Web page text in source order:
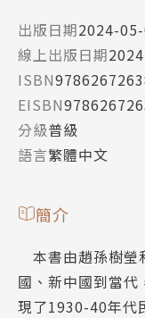
出版日期2024-
線上出版日期
ISBN
EISBN
分級普級
語言繁體中文
簡介
本書由趙孫樹瑩
國、新中國到當代
現了1930-40年代